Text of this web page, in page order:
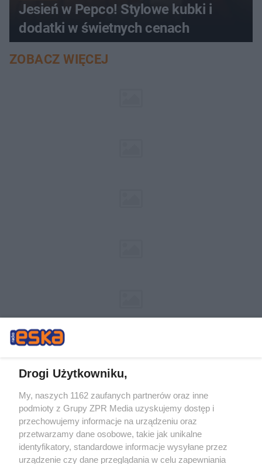
Jesień w Pepco! Stylowe kubki i
dodatki w świetnych cenach
ZOBACZ WIĘCEJ
Żaden utwór zamieszczony w serwisie nie może być powielany i
rozpowszechniany lub dalej rozpowszechniany w jakikolwiek sposób (w
tym także elektroniczny lub mechaniczny) na jakimkolwiek polu
eksploatacji w jakiejkolwiek formie, włącznie z umieszczaniem w Internecie
bez pisemnej zgody właściciela praw. Jakiekolwiek użycie lub
wykorzystanie utworów w całości lub w części z naruszeniem prawa, tzn.
bez właściwej zgody, jest zabronione pod groźbą kary i może być ścigane
Drogi Użytkowniku,
My, naszych 1162 zaufanych partnerów oraz inne
podmioty z Grupy ZPR Media uzyskujemy dostęp i
przechowujemy informacje na urządzeniu oraz
przetwarzamy dane osobowe, takie jak unikalne
identyfikatory, standardowe informacje wysyłane przez
urządzenie czy dane przeglądania w celu zapewniania